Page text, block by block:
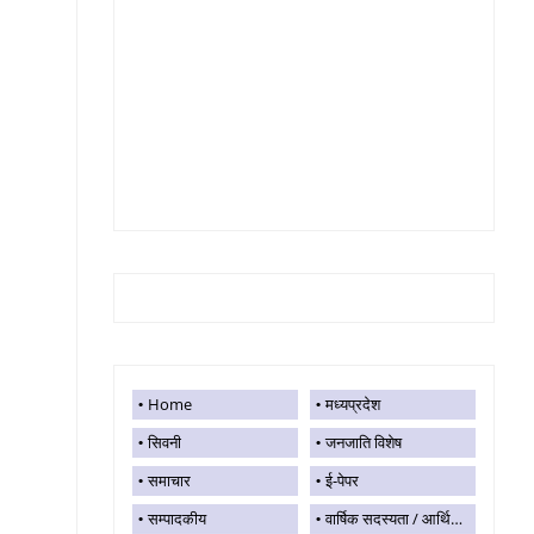
Home
मध्यप्रदेश
सिवनी
जनजाति विशेष
समाचार
ई-पेपर
सम्पादकीय
वार्षिक सदस्यता / आर्थिक सहयोग